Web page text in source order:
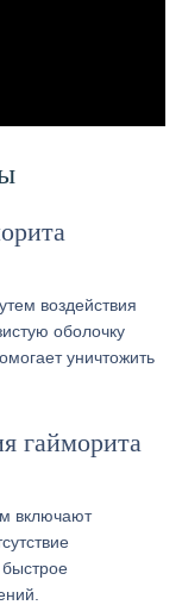
воздействия
оболочку
уничтожить
гайморита
включают